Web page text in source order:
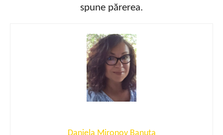
spune părerea.
Daniela Mironov Banuta